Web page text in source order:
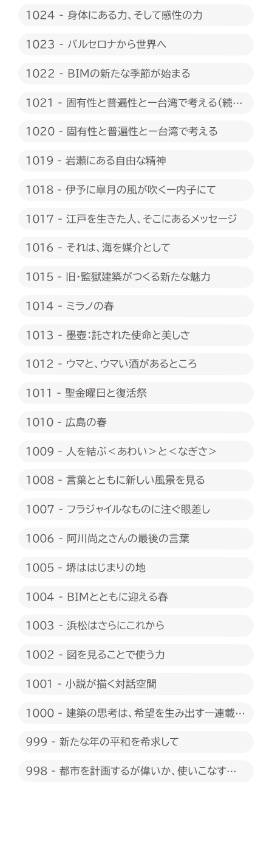
1024 - 身体にある力、そして感性の力
1023 - バルセロナから世界へ
1022 - BIMの新たな季節が始まる
1021 - 固有性と普遍性とー台湾で考える（続
1020 - 固有性と普遍性とー台湾で考える
1019 - 岩瀬にある自由な精神
1018 - 伊予に皐月の風が吹くー内子にて
1017 - 江戸を生きた人、そこにあるメッセージ
1016 - それは、海を媒介として
1015 - 旧・監獄建築がつくる新たな魅力
1014 - ミラノの春
1013 - 墨壺：託された使命と美しさ
1012 - ウマと、ウマい酒があるところ
1011 - 聖金曜日と復活祭
1010 - 広島の春
1009 - 人を結ぶ＜あわい＞と＜なぎさ＞
1008 - 言葉とともに新しい風景を見る
1007 - フラジャイルなものに注ぐ眼差し
1006 - 阿川尚之さんの最後の言葉
1005 - 堺ははじまりの地
1004 - BIMとともに迎える春
1003 - 浜松はさらにこれから
1002 - 図を見ることで使う力
1001 - 小説が描く対話空間
1000 - 建築の思考は、希望を生み出すー連載
999 - 新たな年の平和を希求して
998 - 都市を計画するが偉いか、使いこなすが